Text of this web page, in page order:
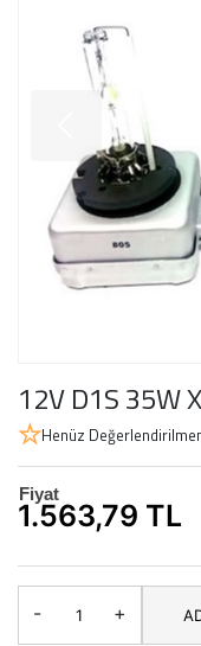
12V D1S 35W
Henüz
Fiyat
1.563,79 TL
- +